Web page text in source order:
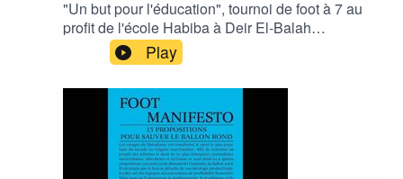
"Un but pour l'éducation", tournoi de foot à 7 au
profit de l'école Habiba à Deir El-Balah
(Gaza).Projet d'étudiants en Executive MBA à
l'ESSEC, en partenariat avec les ONG Wallah
we can et La voix de l'enfant.Samedi 6 juin 2026
à partir de 9h, au stade Maryse Hilsz (Paris
20ème).Informations :
anthony.bui@essec.eduInscriptions / cagnotte :
https://bit.ly/unavenirpourlesenfants
Play